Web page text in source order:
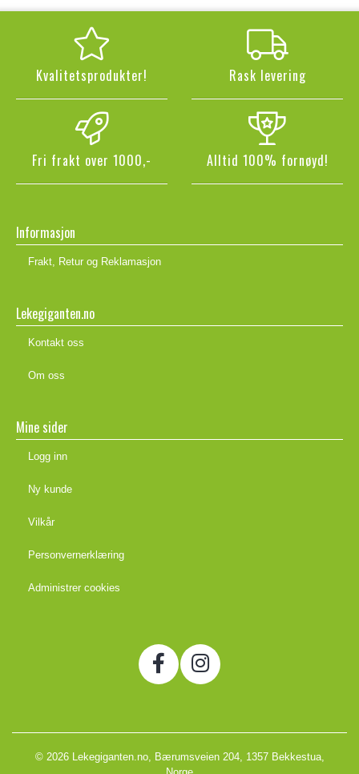
Kvalitetsprodukter! Rask levering
Fri frakt over 1000,- Alltid 100% fornøyd!
Informasjon
Frakt, Retur og Reklamasjon
Lekegiganten.no
Kontakt oss
Om oss
Mine sider
Logg inn
Ny kunde
Vilkår
Personvernerklæring
Administrer cookies
© 2026 Lekegiganten.no, Bærumsveien 204, 1357 Bekkestua,